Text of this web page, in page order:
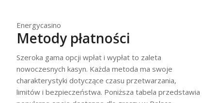
Energycasino
Metody płatności
Szeroka gama opcji wpłat i wypłat to zaleta
nowoczesnych kasyn. Każda metoda ma swoje
charakterystyki dotyczące czasu przetwarzania,
limitów i bezpieczeństwa. Poniższa tabela przedstawia